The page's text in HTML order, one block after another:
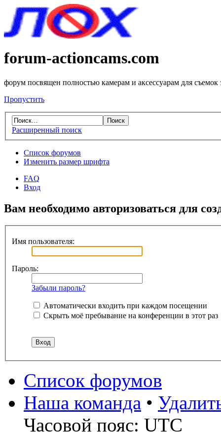
forum-actioncams.com
форум посвящен полностью камерам и аксессуарам для съемок
Пропустить
Расширенный поиск
Список форумов
Изменить размер шрифта
FAQ
Вход
Вам необходимо авторизоваться для
Имя пользователя:
Пароль:
Забыли пароль?
Автоматически входить при каждом посещении
Скрыть моё пребывание на конференции в этот раз
Список форумов
Наша команда •
Часовой пояс: UTC